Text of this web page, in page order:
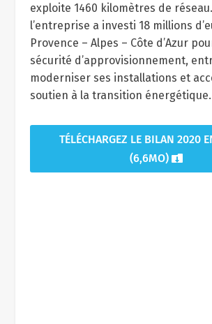
exploite 1460 kilomètres de
l’entreprise a investi 18 millions
Provence – Alpes – Côte d’Azur
sécurité d’approvisionnement,
moderniser ses installations et
soutien à la transition énergétique.
TÉLÉCHARGEZ LE BILAN 2020
(6,6MO)